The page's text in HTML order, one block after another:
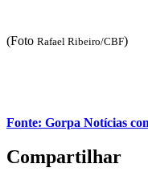
(Foto Rafael Ribeiro/CBF)
Fonte: Gorpa Notícias
Compartilhar